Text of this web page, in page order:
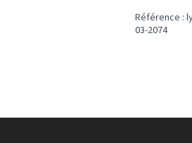
Référence :
03-2074